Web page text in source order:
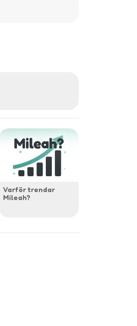
Varför trendar
Mileah?